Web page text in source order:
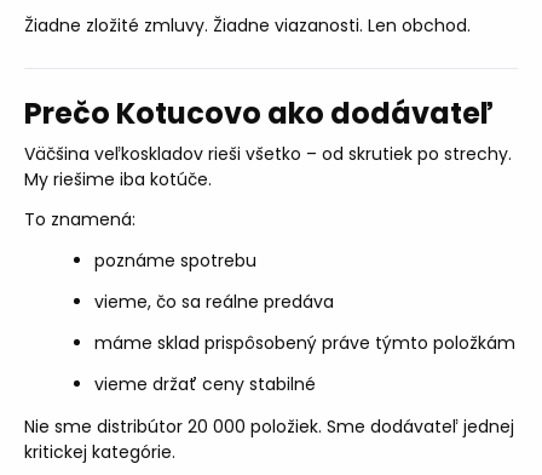
Žiadne zložité zmluvy. Žiadne viazanosti. Len obchod.
Prečo Kotucovo ako dodávateľ
Väčšina veľkoskladov rieši všetko – od skrutiek po strechy.
My riešime iba kotúče.
To znamená:
poznáme spotrebu
vieme, čo sa reálne predáva
máme sklad prispôsobený práve týmto položkám
vieme držať ceny stabilné
Nie sme distribútor 20 000 položiek. Sme dodávateľ jednej
kritickej kategórie.